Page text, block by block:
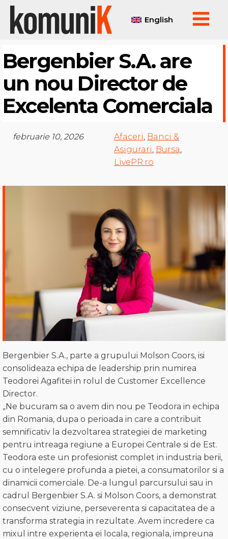
English
Bergenbier S.A. are
un nou Director de
Excelenta Comerciala
februarie 10, 2026 Afaceri, Banci &
Asigurari, Bursa,
LivePR.ro
Bergenbier S.A., parte a grupului Molson Coors, isi
consolideaza echipa de leadership prin numirea
Teodorei Agafitei in rolul de Customer Excellence
Director.
„Ne bucuram sa o avem din nou pe Teodora in echipa
din Romania, dupa o perioada in care a contribuit
semnificativ la dezvoltarea strategiei de marketing
pentru intreaga regiune a Europei Centrale si de Est.
Teodora este un profesionist complet in industria berii,
cu o intelegere profunda a pietei, a consumatorilor si a
dinamicii comerciale. De-a lungul parcursului sau in
cadrul Bergenbier S.A. si Molson Coors, a demonstrat
consecvent viziune, perseverenta si capacitatea de a
transforma strategia in rezultate. Avem incredere ca
mixul intre experienta ei locala, regionala, impreuna